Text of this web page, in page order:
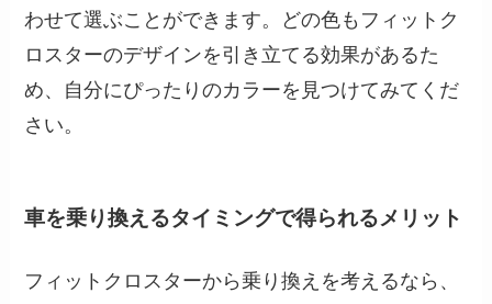
わせて選ぶことができます。どの色もフィットク
ロスターのデザインを引き立てる効果があるた
め、自分にぴったりのカラーを見つけてみてくだ
さい。
車を乗り換えるタイミングで得られるメリット
フィットクロスターから乗り換えを考えるなら、